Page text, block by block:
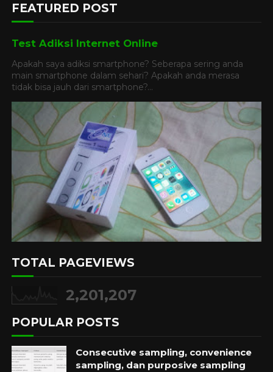
FEATURED POST
Test Adiksi Internet Online
Apakah saya adiksi smartphone? Seberapa sering anda
main smartphone dalam sehari? Apakah anda merasa
tidak bisa jauh dari smartphone?...
TOTAL PAGEVIEWS
2,201,207
POPULAR POSTS
Consecutive sampling, convenience
sampling, dan purposive sampling